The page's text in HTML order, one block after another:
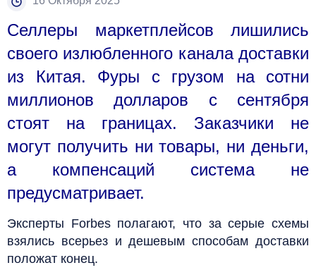
Селлеры маркетплейсов лишились
своего излюбленного канала доставки
из Китая. Фуры с грузом на сотни
миллионов долларов с сентября
стоят на границах. Заказчики не
могут получить ни товары, ни деньги,
а компенсаций система не
предусматривает.
Эксперты Forbes полагают, что за серые схемы
взялись всерьез и дешевым способам доставки
положат конец.